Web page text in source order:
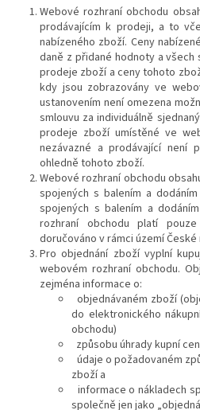
Webové rozhraní obchodu
prodávajícím k prodeji, a to
nabízeného zboží. Ceny
daně z přidané hodnoty a všech
prodeje zboží a ceny tohoto
kdy jsou zobrazovány ve
ustanovením není omezena
smlouvu za individuálně
prodeje zboží umístěné ve
nezávazné a prodávající není
ohledně tohoto zboží.
Webové rozhraní obchodu
spojených s balením a
spojených s balením a
rozhraní obchodu platí
doručováno v rámci území
Pro objednání zboží vyplní
webovém rozhraní obchodu.
zejména informace o:
objednávaném zboží
do elektronického
obchodu)
způsobu úhrady kupní
údaje o požadovaném
zboží a
informace o nákladech
společně jen jako